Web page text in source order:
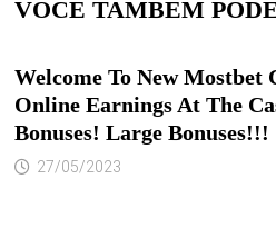
VOCÊ TAMBÉM
Welcome To New Mostbet
Online Earnings At The
Bonuses! Large
27/05/2023